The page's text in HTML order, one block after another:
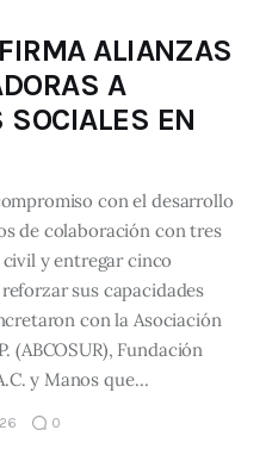
ALIANZAS
A
SOCIALES EN
con el desarrollo
de colaboración con tres
y entregar cinco
sus capacidades
con la Asociación
(ABCOSUR), Fundación
y Manos que…
0